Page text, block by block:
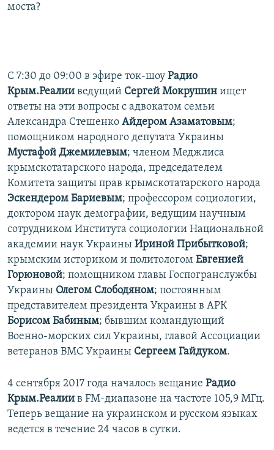
ПОБЕДИТЕЛЕЙ НЕ СУДЯТ?
УКРАИНСКАЯ ПРОБЛЕМА КРЫМА
ПРИСОЕДИНЯЙТЕСЬ!
Все сайты RFE/RL
моста?
С 7:30 до 09:00 в эфире ток-шоу Радио
Крым.Реалии ведущий Сергей Мокрушин ищет
ответы на эти вопросы с адвокатом семьи
Александра Стешенко Айдером Азаматовым;
помощником народного депутата Украины
Мустафой Джемилевым; членом Меджлиса
крымскотатарского народа, председателем
Комитета защиты прав крымскотатарского народа
Эскендером Бариевым; профессором социологии,
доктором наук демографии, ведущим научным
сотрудником Института социологии Национальной
академии наук Украины Ириной Прибытковой;
крымским историком и политологом Евгенией
Горюновой; помощником главы Госпогранслужбы
Украины Олегом Слободяном; постоянным
представителем президента Украины в АРК
Борисом Бабиным; бывшим командующий
Военно-морских сил Украины, главой Ассоциации
ветеранов ВМС Украины Сергеем Гайдуком.
4 сентября 2017 года началось вещание Радио
Крым.Реалии в FM-диапазоне на частоте 105,9 МГц.
Теперь вещание на украинском и русском языках
ведется в течение 24 часов в сутки.